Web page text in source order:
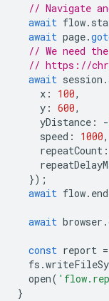
// Navigate
await flow.
await page.
// We need
// https://
await session .
x : 100,
y : 600,
yDistance : -
speed : 1000,
repeatCount :
});
await flow.
await browser .
const report =
fs .
open(
}